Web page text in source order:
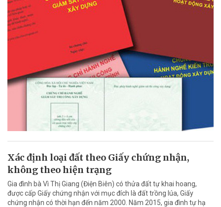
Xác định loại đất theo Giấy chứng nhận,
không theo hiện trạng
Gia đình bà Vì Thị Giang (Điện Biên) có thửa đất tự khai hoang,
được cấp Giấy chứng nhận với mục đích là đất trồng lúa, Giấy
chứng nhận có thời hạn đến năm 2000. Năm 2015, gia đình tự hạ